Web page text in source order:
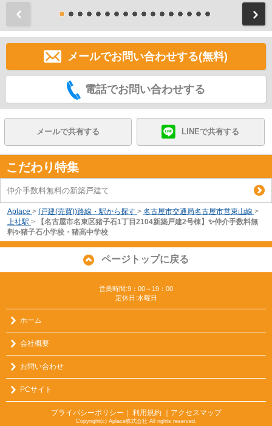
メールでお問い合わせする(無料)
電話でお問い合わせする
メールで共有する LINEで共有する
こだわり特集
仲介手数料無料の新築戸建て
Aplace > (戸建(売買))路線・駅から探す > 名古屋市交通局名古屋市営東山線 >
上社駅 >
【名古屋市名東区猪子石1丁目2104新築戸建2号棟】✨️仲介手数料無
料✨️猪子石小学校・猪高中学校
ページトップに戻る
営業時間:9：00～19：00
定休日:水曜日
ホーム
会社概要
お問い合わせ
PCサイト
プライバシーポリシー ｜ 利用規約 ｜アクセスマップ
Copyright(c) Aplace株式会社 All rights reserved.